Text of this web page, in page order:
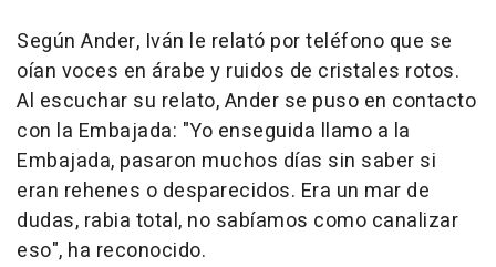
Según Ander, Iván le relató por teléfono que se
oían voces en árabe y ruidos de cristales rotos.
Al escuchar su relato, Ander se puso en contacto
con la Embajada: "Yo enseguida llamo a la
Embajada, pasaron muchos días sin saber si
eran rehenes o desparecidos. Era un mar de
dudas, rabia total, no sabíamos como canalizar
eso", ha reconocido.